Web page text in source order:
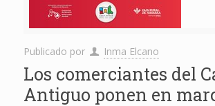
Publicado por Inma Elcano
Los comerciantes del
Antiguo ponen en